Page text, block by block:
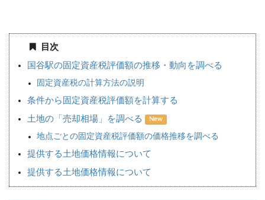
目次
国谷駅の固定資産税評価額の推移・動向を調べる
固定資産税の計算方法の説明
条件から固定資産税評価額を計算する
土地の「売却相場」を調べる New
地点ごとの固定資産税評価額の価格推移を調べる
提供する土地価格情報について
提供する土地価格情報について